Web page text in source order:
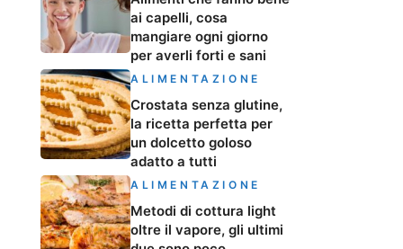
ai capelli, cosa
mangiare ogni giorno
per averli forti e sani
ALIMENTAZIONE
Crostata senza glutine,
la ricetta perfetta per
un dolcetto goloso
adatto a tutti
ALIMENTAZIONE
Metodi di cottura light
oltre il vapore, gli ultimi